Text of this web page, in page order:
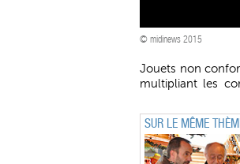
© midinews 2015
SUR LE MÊME
Jouets non
multipliant les